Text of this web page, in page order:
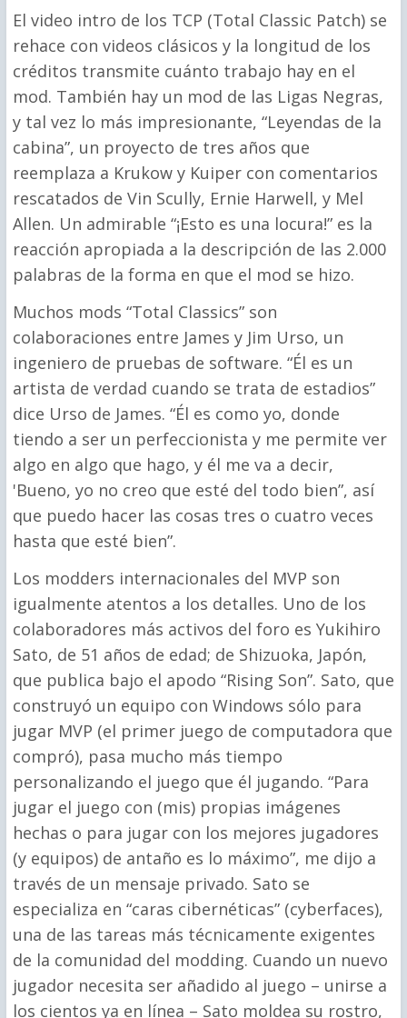
El video intro de los TCP (Total Classic Patch) se
rehace con videos clásicos y la longitud de los
créditos transmite cuánto trabajo hay en el
mod. También hay un mod de las Ligas Negras,
y tal vez lo más impresionante, “Leyendas de la
cabina”, un proyecto de tres años que
reemplaza a Krukow y Kuiper con comentarios
rescatados de Vin Scully, Ernie Harwell, y Mel
Allen. Un admirable “¡Esto es una locura!” es la
reacción apropiada a la descripción de las 2.000
palabras de la forma en que el mod se hizo.
Muchos mods “Total Classics” son
colaboraciones entre James y Jim Urso, un
ingeniero de pruebas de software. “Él es un
artista de verdad cuando se trata de estadios”
dice Urso de James. “Él es como yo, donde
tiendo a ser un perfeccionista y me permite ver
algo en algo que hago, y él me va a decir,
'Bueno, yo no creo que esté del todo bien”, así
que puedo hacer las cosas tres o cuatro veces
hasta que esté bien”.
Los modders internacionales del MVP son
igualmente atentos a los detalles. Uno de los
colaboradores más activos del foro es Yukihiro
Sato, de 51 años de edad; de Shizuoka, Japón,
que publica bajo el apodo “Rising Son”. Sato, que
construyó un equipo con Windows sólo para
jugar MVP (el primer juego de computadora que
compró), pasa mucho más tiempo
personalizando el juego que él jugando. “Para
jugar el juego con (mis) propias imágenes
hechas o para jugar con los mejores jugadores
(y equipos) de antaño es lo máximo”, me dijo a
través de un mensaje privado. Sato se
especializa en “caras cibernéticas” (cyberfaces),
una de las tareas más técnicamente exigentes
de la comunidad del modding. Cuando un nuevo
jugador necesita ser añadido al juego – unirse a
los cientos ya en línea – Sato moldea su rostro,